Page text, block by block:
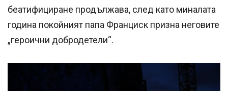
беатифициране продължава, след като миналата
година покойният папа Франциск призна неговите
„героични добродетели“.